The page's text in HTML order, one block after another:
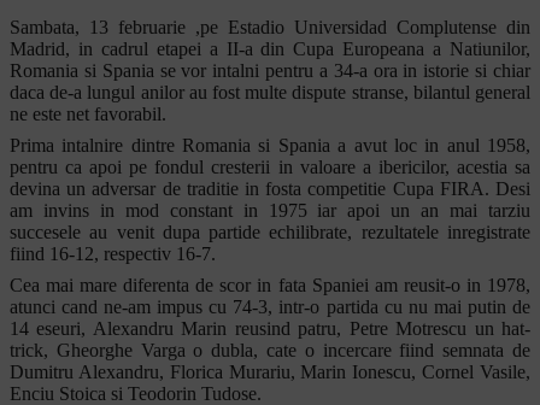
Sambata, 13 februarie ,pe Estadio Universidad Complutense din
Madrid, in cadrul etapei a II-a din Cupa Europeana a Natiunilor,
Romania si Spania se vor intalni pentru a 34-a ora in istorie si chiar
daca de-a lungul anilor au fost multe dispute stranse, bilantul general
ne este net favorabil.
Prima intalnire dintre Romania si Spania a avut loc in anul 1958,
pentru ca apoi pe fondul cresterii in valoare a ibericilor, acestia sa
devina un adversar de traditie in fosta competitie Cupa FIRA. Desi
am invins in mod constant in 1975 iar apoi un an mai tarziu
succesele au venit dupa partide echilibrate, rezultatele inregistrate
fiind 16-12, respectiv 16-7.
Cea mai mare diferenta de scor in fata Spaniei am reusit-o in 1978,
atunci cand ne-am impus cu 74-3, intr-o partida cu nu mai putin de
14 eseuri, Alexandru Marin reusind patru, Petre Motrescu un hat-
trick, Gheorghe Varga o dubla, cate o incercare fiind semnata de
Dumitru Alexandru, Florica Murariu, Marin Ionescu, Cornel Vasile,
Enciu Stoica si Teodorin Tudose.